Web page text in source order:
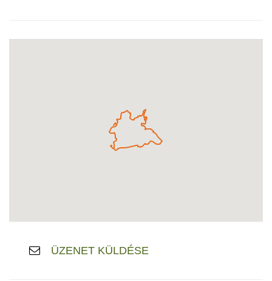
ÜZENET KÜLDÉSE